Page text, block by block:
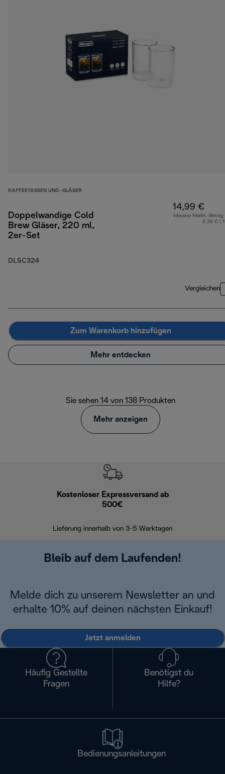
KAFFEETASSEN UND -GLÄSER
Doppelwandige Cold
Brew Gläser, 220 ml,
2er-Set
DLSC324
14,99 €
Inklusive MwSt.-Betrag
2,39 € (
Vergleichen
Zum Warenkorb hinzufügen
Mehr entdecken
Sie sehen 14 von 138 Produkten
Mehr anzeigen
Kostenloser Expressversand ab
500€
Lieferung innerhalb von 3-5 Werktagen
Bleib auf dem Laufenden!
Melde dich zu unserem Newsletter an und
erhalte 10% auf deinen nächsten Einkauf!
Jetzt anmelden
Häufig Gestellte
Fragen
Benötigst du
Hilfe?
Bedienungsanleitungen